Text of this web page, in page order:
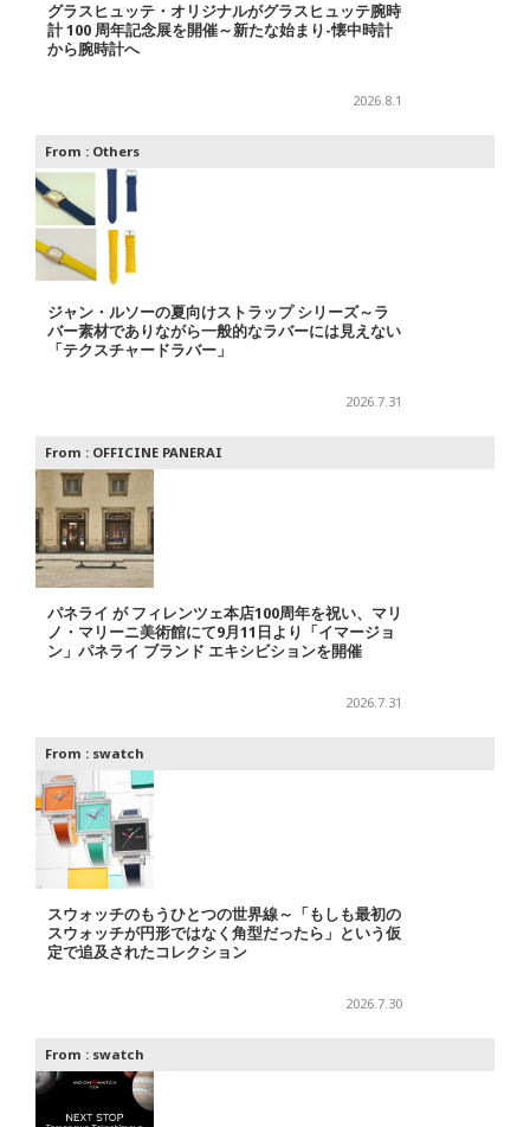
グラスヒュッテ・オリジナルがグラスヒュッテ腕時
計 100 周年記念展を開催～新たな始まり-懐中時計
から腕時計へ
2026.8.1
From : Others
ジャン・ルソーの夏向けストラップ シリーズ～ラ
バー素材でありながら一般的なラバーには見えない
「テクスチャードラバー」
2026.7.31
From : OFFICINE PANERAI
パネライ が フィレンツェ本店100周年を祝い、マリ
ノ・マリーニ美術館にて9月11日より「イマージョ
ン」パネライ ブランド エキシビションを開催
2026.7.31
From : swatch
スウォッチのもうひとつの世界線～「もしも最初の
スウォッチが円形ではなく角型だったら」という仮
定で追及されたコレクション
2026.7.30
From : swatch